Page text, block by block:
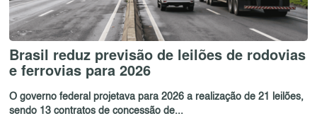
Brasil reduz previsão de leilões de rodovias
e ferrovias para 2026
O governo federal projetava para 2026 a realização de 21 leilões,
sendo 13 contratos de concessão de...